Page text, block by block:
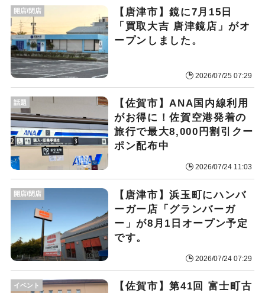
開店/閉店
【唐津市】鏡に7月15日
「買取大吉 唐津鏡店」がオ
ープンしました。
2026/07/25 07:29
話題
【佐賀市】ANA国内線利用
がお得に！佐賀空港発着の
旅行で最大8,000円割引クー
ポン配布中
2026/07/24 11:03
開店/閉店
【唐津市】浜玉町にハンバ
ーガー店「グランバーガ
ー」が8月1日オープン予定
です。
2026/07/24 07:29
イベント
【佐賀市】第41回 富士町古